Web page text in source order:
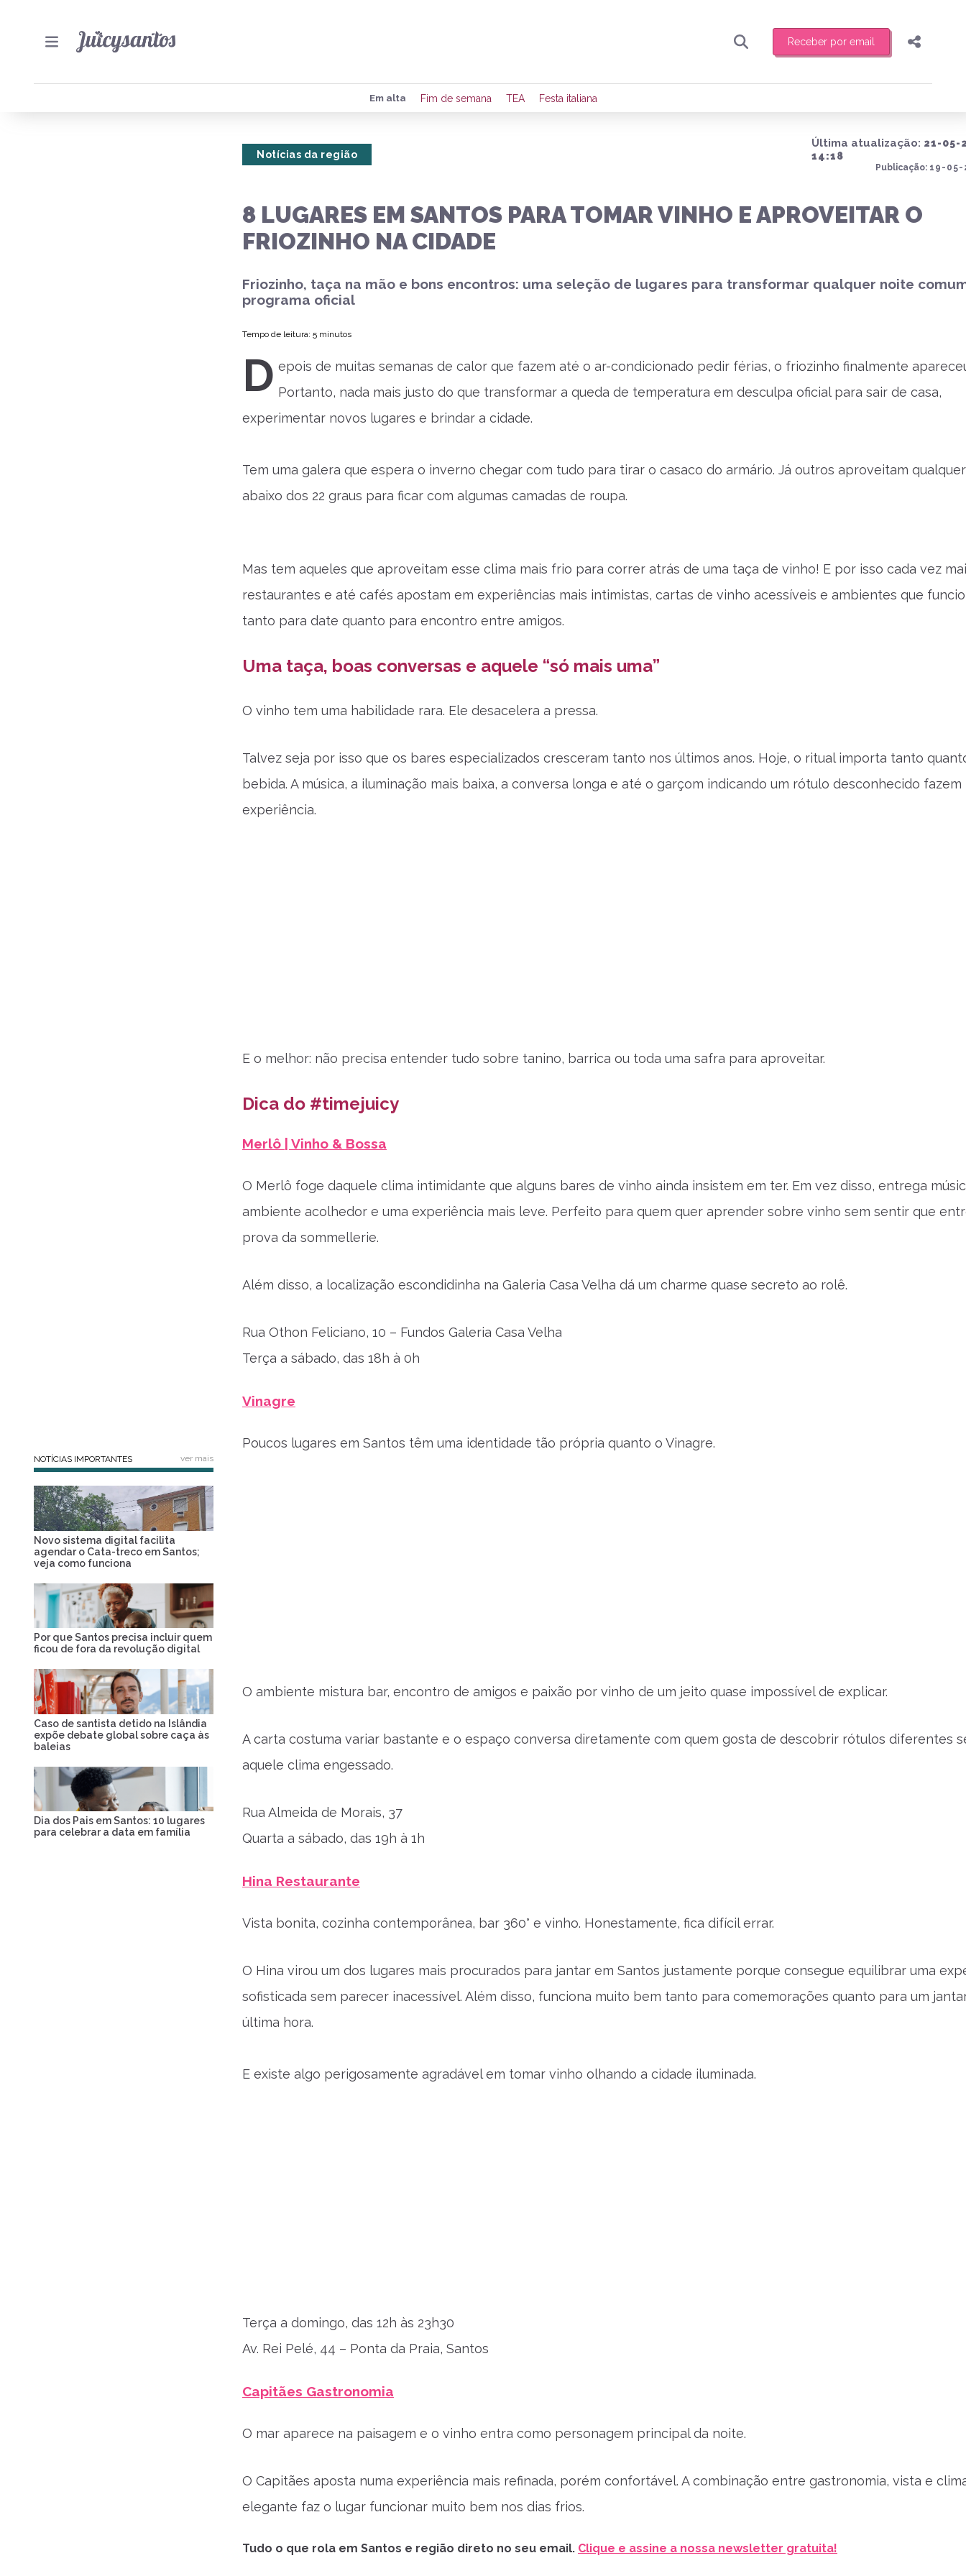
Receber por email
Preencha seus dados para receber toda sexta-feira de manhã o resumo
de eventos e notícias da região.
Compartilhar
Enviar por Whatsapp
Publicar no X
Em alta Fim de semana TEA Festa italiana
Última atualização: 21-05-
14:18
Publicação: 19-05-
Notícias da região
8 LUGARES EM SANTOS PARA TOMAR VINHO E APROVEITAR O
FRIOZINHO NA CIDADE
Friozinho, taça na mão e bons encontros: uma seleção de lugares para transformar qualquer noite
programa oficial
Tempo de leitura: 5 minutos
D epois de muitas semanas de calor que fazem até o ar-condicionado pedir férias, o friozinho finalmente
Portanto, nada mais justo do que transformar a queda de temperatura em desculpa oficial para sair de casa,
experimentar novos lugares e brindar a cidade.
Tem uma galera que espera o inverno chegar com tudo para tirar o casaco do armário. Já outros aproveitam
abaixo dos 22 graus para ficar com algumas camadas de roupa.
Mas tem aqueles que aproveitam esse clima mais frio para correr atrás de uma taça de vinho! E por isso cada vez
restaurantes e até cafés apostam em experiências mais intimistas, cartas de vinho acessíveis e ambientes que
tanto para date quanto para encontro entre amigos.
Uma taça, boas conversas e aquele “só mais uma”
O vinho tem uma habilidade rara. Ele desacelera a pressa.
Talvez seja por isso que os bares especializados cresceram tanto nos últimos anos. Hoje, o ritual importa tanto
bebida. A música, a iluminação mais baixa, a conversa longa e até o garçom indicando um rótulo desconhecido
experiência.
E o melhor: não precisa entender tudo sobre tanino, barrica ou toda uma safra para aproveitar.
Dica do #timejuicy
Merlô | Vinho & Bossa
O Merlô foge daquele clima intimidante que alguns bares de vinho ainda insistem em ter. Em vez disso, entrega
ambiente acolhedor e uma experiência mais leve. Perfeito para quem quer aprender sobre vinho sem sentir que
prova da sommellerie.
Além disso, a localização escondidinha na Galeria Casa Velha dá um charme quase secreto ao rolê.
Rua Othon Feliciano, 10 – Fundos Galeria Casa Velha
Terça a sábado, das 18h à 0h
Vinagre
Poucos lugares em Santos têm uma identidade tão própria quanto o Vinagre.
O ambiente mistura bar, encontro de amigos e paixão por vinho de um jeito quase impossível de explicar.
A carta costuma variar bastante e o espaço conversa diretamente com quem gosta de descobrir rótulos diferentes
aquele clima engessado.
Rua Almeida de Morais, 37
Quarta a sábado, das 19h à 1h
Hina Restaurante
Vista bonita, cozinha contemporânea, bar 360° e vinho. Honestamente, fica difícil errar.
O Hina virou um dos lugares mais procurados para jantar em Santos justamente porque consegue equilibrar uma
sofisticada sem parecer inacessível. Além disso, funciona muito bem tanto para comemorações quanto para um
última hora.
E existe algo perigosamente agradável em tomar vinho olhando a cidade iluminada.
Terça a domingo, das 12h às 23h30
Av. Rei Pelé, 44 – Ponta da Praia, Santos
Capitães Gastronomia
O mar aparece na paisagem e o vinho entra como personagem principal da noite.
O Capitães aposta numa experiência mais refinada, porém confortável. A combinação entre gastronomia, vista e
elegante faz o lugar funcionar muito bem nos dias frios.
Tudo o que rola em Santos e região direto no seu email. Clique e assine a nossa newsletter gratuita!
NOTÍCIAS IMPORTANTES ver mais
Novo sistema digital facilita
agendar o Cata-treco em Santos;
veja como funciona
Por que Santos precisa incluir quem
ficou de fora da revolução digital
Caso de santista detido na Islândia
expõe debate global sobre caça às
baleias
Dia dos Pais em Santos: 10 lugares
para celebrar a data em família